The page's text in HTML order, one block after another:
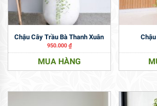
Chậu Cây Trầu Bà Thanh Xuân
950.000 ₫
MUA HÀNG